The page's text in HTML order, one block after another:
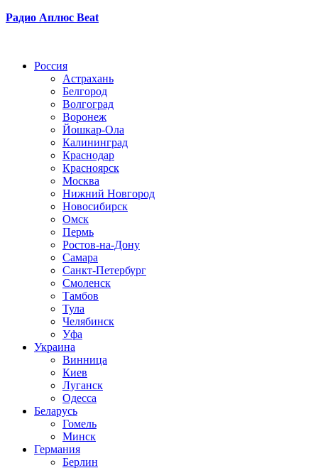
Радио Аплюс Beat
Россия
Астрахань
Белгород
Волгоград
Воронеж
Йошкар-Ола
Калининград
Краснодар
Красноярск
Москва
Нижний Новгород
Новосибирск
Омск
Пермь
Ростов-на-Дону
Самара
Санкт-Петербург
Смоленск
Тамбов
Тула
Челябинск
Уфа
Украина
Винница
Киев
Луганск
Одесса
Беларусь
Гомель
Минск
Германия
Берлин